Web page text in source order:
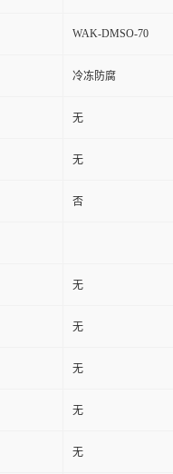
WAK-DMSO-70
冷冻防腐
无
无
否
无
无
无
无
无